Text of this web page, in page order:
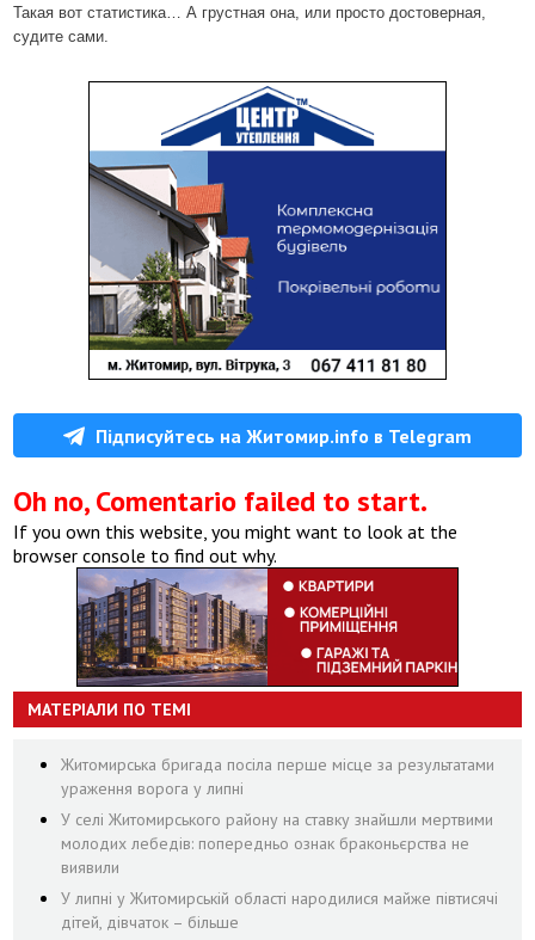
Такая вот статистика… А грустная она, или просто достоверная,
судите сами.
Підписуйтесь на Житомир.info в Telegram
Oh no, Comentario failed to start.
If you own this website, you might want to look at the
browser console to find out why.
МАТЕРІАЛИ ПО ТЕМІ
Житомирська бригада посіла перше місце за результатами
ураження ворога у липні
У селі Житомирського району на ставку знайшли мертвими
молодих лебедів: попередньо ознак браконьєрства не
виявили
У липні у Житомирській області народилися майже півтисячі
дітей, дівчаток – більше